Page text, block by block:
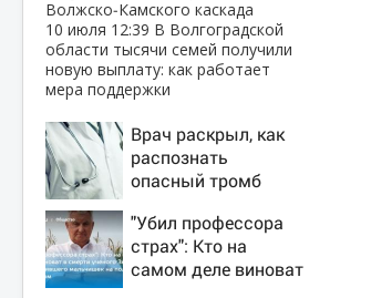
Волжско‑Камского каскада
10 июля 12:39 В Волгоградской
области тысячи семей получили
новую выплату: как работает
мера поддержки
Врач раскрыл, как
распознать
опасный тромб
"Убил профессора
страх": Кто на
самом деле виноват